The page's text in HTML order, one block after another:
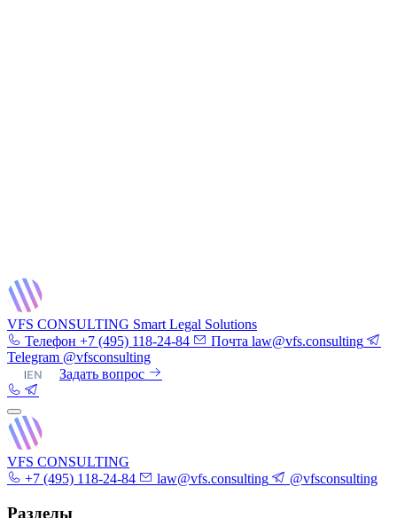
VFS CONSULTING Smart Legal Solutions
Телефон +7 (495) 118-24-84 Почта law@vfs.consulting
Telegram @vfsconsulting
|EN Задать вопрос
VFS CONSULTING
+7 (495) 118-24-84
law@vfs.consulting @vfsconsulting
Разделы